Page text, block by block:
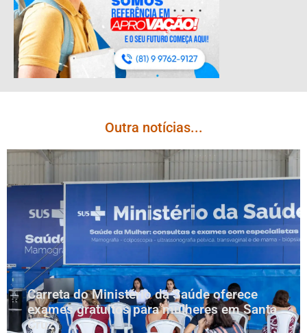
Outra notícias...
Carreta do Ministério da Saúde oferece
exames gratuitos para mulheres em Santa
Cruz